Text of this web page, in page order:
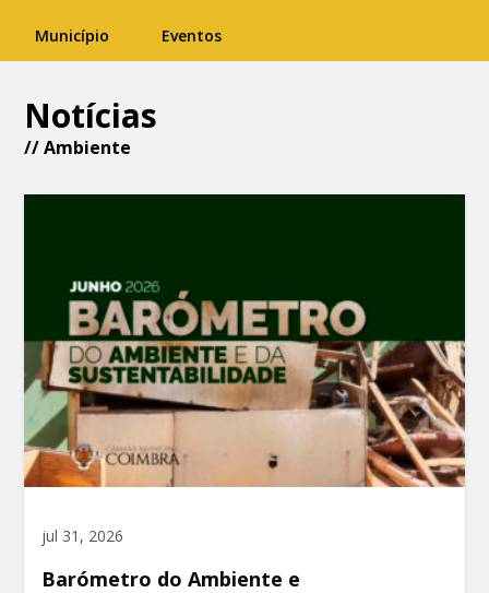
Município Eventos
Notícias
// Ambiente
jul 31, 2026
Barómetro do Ambiente e